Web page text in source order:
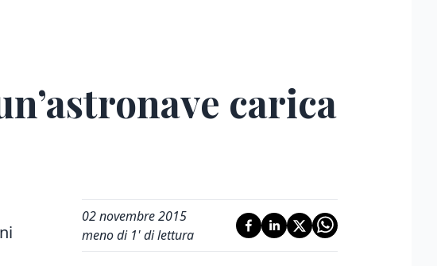
carica
02 novembre 2015
meno di 1' di lettura